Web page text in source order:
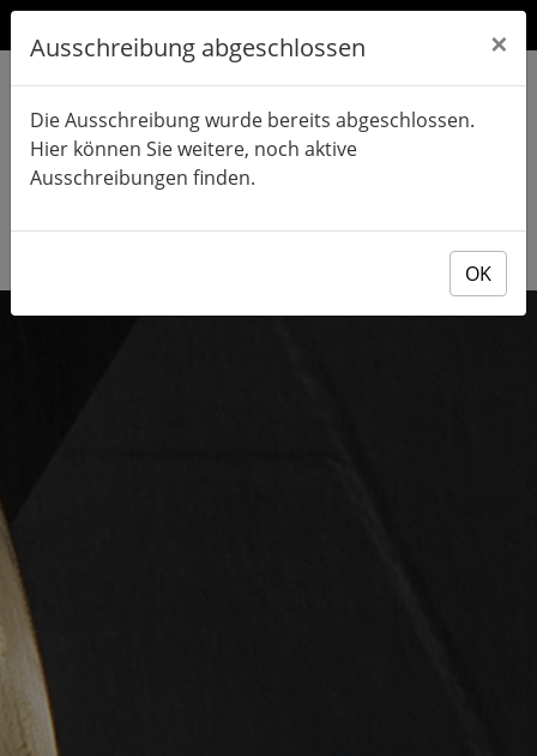
Ausschreibung abgeschlossen ×
Die Ausschreibung wurde bereits abgeschlossen.
Hier können Sie weitere, noch aktive
Ausschreibungen finden.
OK